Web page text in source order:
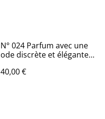
N° 024 Parfum avec une
ode discrète et élégante
40,00 €